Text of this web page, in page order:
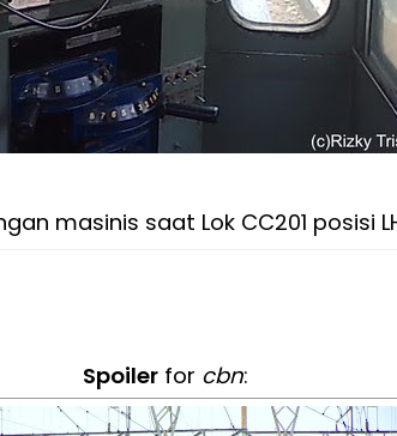
masinis saat Lok CC201 posisi
Spoilerfor cbn: